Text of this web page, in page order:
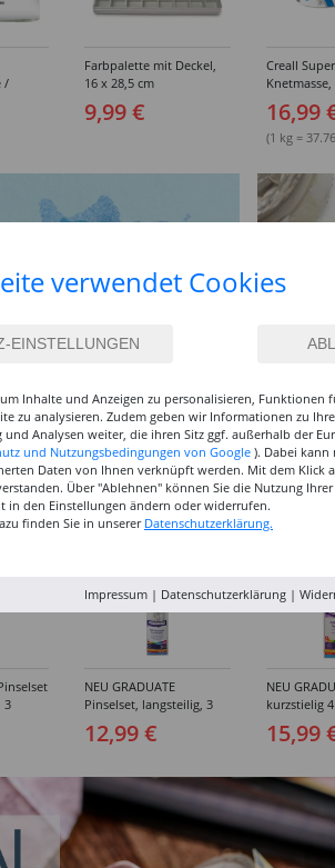
/
Farbpalette mit Deckel,
16 x 28,5 cm
9,99 €
Creall
16,99
(1 kg =
3
NEU GRADUATE
Pinselset, langsteilig, 3
12,99 €
NEU
kurzstielig 4
15,99
verwendet Cookies
Inhalte und Anzeigen zu personalisieren,
zu analysieren. Zudem geben wir Informationen zu
und Analysen weiter, die ihren Sitz ggf. außerhalb der
und Nutzungsbedingungen von Google ). Dabei kann
Daten von Ihnen verknüpft werden. Mit dem Klick
Über "Ablehnen" können Sie die Nutzung
in den Einstellungen ändern oder widerrufen.
finden Sie in unserer Datenschutzerklärung.
Impressum| Datenschutzerklärung|